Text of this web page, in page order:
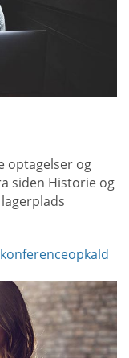
optagelser og
siden Historie og